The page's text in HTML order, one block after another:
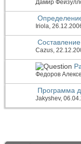
Дамир
Iriola,
Cazus,
Федоров
Программа
Jakyshev,